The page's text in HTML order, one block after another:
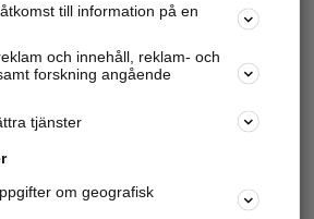
till information på en
och innehåll, reklam- och
forskning angående
tjänster
om geografisk